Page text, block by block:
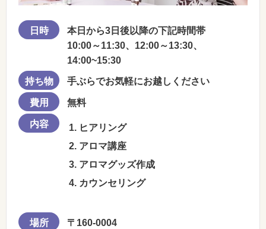
日時
本日から3日後以降の下記時間帯
10:00～11:30、12:00～13:30、
14:00~15:30
持ち物 手ぶらでお気軽にお越しください
費用 無料
内容
ヒアリング
アロマ講座
アロマグッズ作成
カウンセリング
場所
〒160-0004